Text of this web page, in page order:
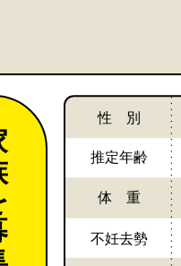
性 別
推定年齢
体 重
不妊去勢